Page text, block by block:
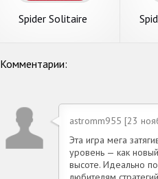
Spider Solitaire
Комментарии:
astromm955 [23
Эта игра мега
уровень — как
высоте. Идеально